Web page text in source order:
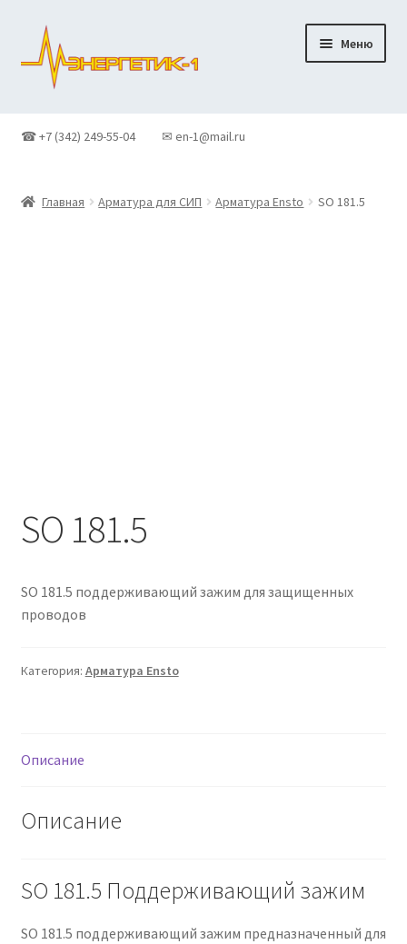
Перейти
навигации
Перейти
содержимому
Меню
Контакты
Продукция
☎ +7 (342) 249-55-04 ✉ en-1@mail.ru
Главная Арматура для СИП Арматура Ensto SO 181.5
SO 181.5
SO 181.5 поддерживающий зажим для защищенных
проводов
Категория: Арматура Ensto
Описание
Описание
SO 181.5 Поддерживающий зажим
SO 181.5 поддерживающий зажим предназначенный для